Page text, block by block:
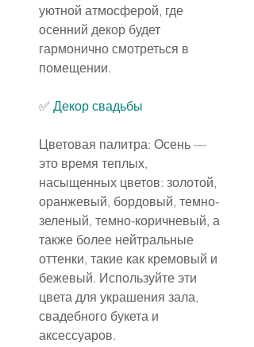
уютной атмосферой, где
осенний декор будет
гармонично смотреться в
помещении.
✅ Декор свадьбы
Цветовая палитра: Осень —
это время теплых,
насыщенных цветов: золотой,
оранжевый, бордовый, темно-
зеленый, темно-коричневый, а
также более нейтральные
оттенки, такие как кремовый и
бежевый. Используйте эти
цвета для украшения зала,
свадебного букета и
аксессуаров.